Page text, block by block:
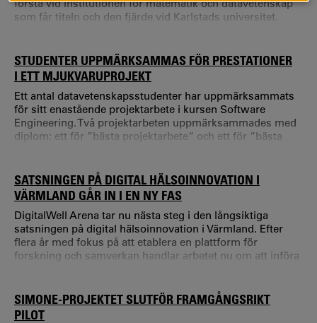
första vid Institutionen för matematik och datavetenskap
som får titeln och den fjärde vid Karlstads universitet.
hjälper studenter att förstå och tänka på nya sätt.
STUDENTER UPPMÄRKSAMMAS FÖR PRESTATIONER
I ETT MJUKVARUPROJEKT
Ett antal datavetenskapsstudenter har uppmärksammats
för sitt enastående projektarbete i kursen Software
Engineering. Två projektarbeten uppmärksammades med
diplom: ett för ”bästa projektarbete” och ett för ”bästa
Det var imponerande att se en så professionell app
utvecklas av studenterna inom en begränsad tidsram.
SATSNINGEN PÅ DIGITAL HÄLSOINNOVATION I
VÄRMLAND GÅR IN I EN NY FAS
DigitalWell Arena tar nu nästa steg i den långsiktiga
satsningen på digital hälsoinnovation i Värmland. Efter
flera år med fokus på att etablera en plattform för
forskning och samverkan handlar arbetet nu om att införa
drivkraft i DigitalWell Arena sedan starten 2019.
SIMONE-PROJEKTET SLUTFÖR FRAMGÅNGSRIKT
PILOT